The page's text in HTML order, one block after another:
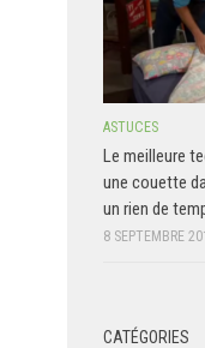
ASTUCES
Le meilleure
une couette
un rien de
8 SEPTEMBRE
CATÉGORIES